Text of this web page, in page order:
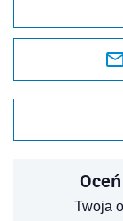
Twoja